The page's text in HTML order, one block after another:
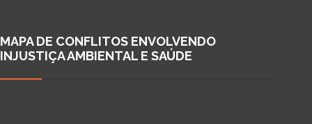
MAPA DE CONFLITOS ENVOLVENDO
INJUSTIÇA AMBIENTAL E SAÚDE